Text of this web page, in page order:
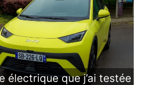
électrique que j’ai testée